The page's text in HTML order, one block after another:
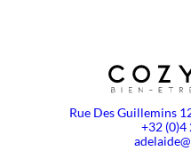
Rue Des Guillemins
+32 (0)4